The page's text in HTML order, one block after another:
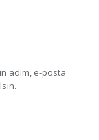
adım, e-posta